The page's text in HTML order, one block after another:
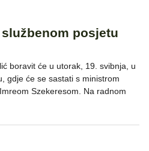
posjetu
boravit će u utorak, 19. svibnja, u
gdje će se sastati s ministrom
Szekeresom. Na radnom